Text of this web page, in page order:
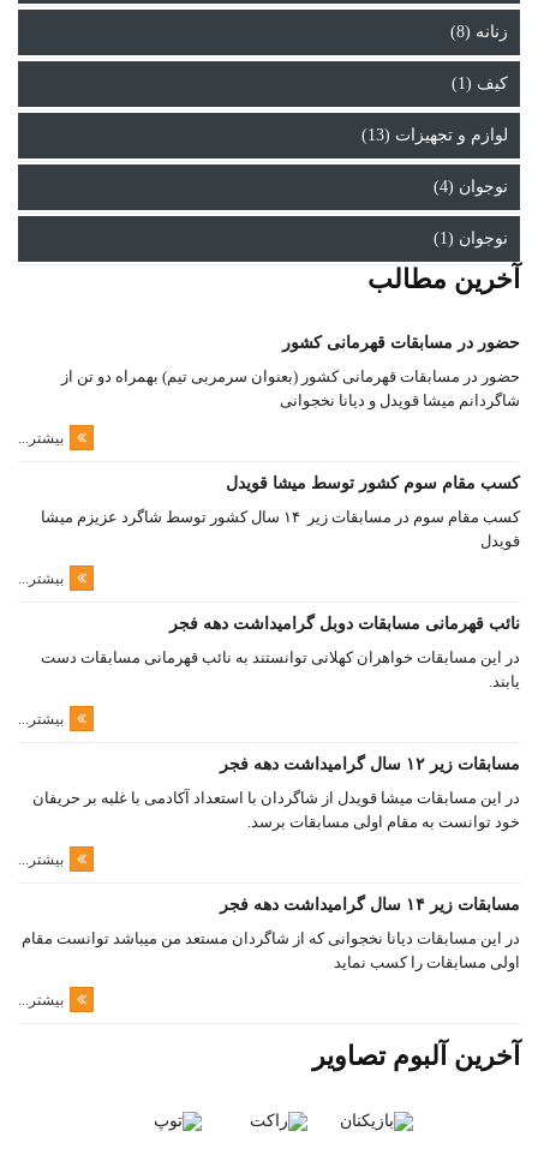
زنانه (8)
کیف (1)
لوازم و تجهیزات (13)
نوجوان (4)
نوجوان (1)
آخرین مطالب
حضور در مسابقات قهرمانی کشور
حضور در مسابقات قهرمانی کشور (بعنوان سرمربی تیم) بهمراه دو تن از
شاگردانم میشا قویدل و دیانا نخجوانی
بیشتر...
کسب مقام سوم کشور توسط میشا قویدل
کسب مقام سوم در مسابقات زیر ۱۴ سال کشور توسط شاگرد عزیزم میشا
قویدل
بیشتر...
نائب قهرمانی مسابقات دوبل گرامیداشت دهه فجر
در این مسابقات خواهران کهلانی توانستند به نائب قهرمانی مسابقات دست
یابند.
بیشتر...
مسابقات زیر ۱۲ سال گرامیداشت دهه فجر
در این مسابقات میشا قویدل از شاگردان با استعداد آکادمی با غلبه بر حریفان
خود توانست به مقام اولی مسابقات برسد.
بیشتر...
مسابقات زیر ۱۴ سال گرامیداشت دهه فجر
در این مسابقات دیانا نخجوانی که از شاگردان مستعد من میباشد توانست مقام
اولی مسابقات را کسب نماید
بیشتر...
آخرین آلبوم تصاویر